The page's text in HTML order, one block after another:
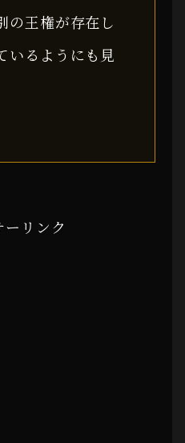
の王権が存在し
いるようにも見
リンク